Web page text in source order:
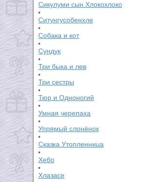
Сикулуми сын Хлокохлоко
Ситунгусобенхле
Собака и кот
Сундук
Три быка и лев
Три сестры
Тюр и Одноногий
Умная черепаха
Упрямый слонёнок
Сказка Утопленница
Хебо
Хлазасе